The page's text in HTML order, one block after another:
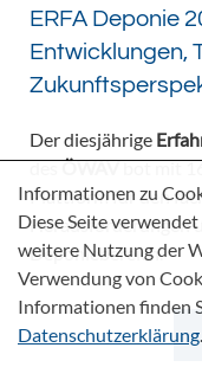
ERFA Deponie
Entwicklungen,
Der diesjährige
desÖWAVbot mit
Plattform für den
Herausforderungen
Deponiebereich.
Informationen zu
Diese Seite
weitere Nutzung der
Verwendung von
Informationen finden
Datenschutzerklärung.